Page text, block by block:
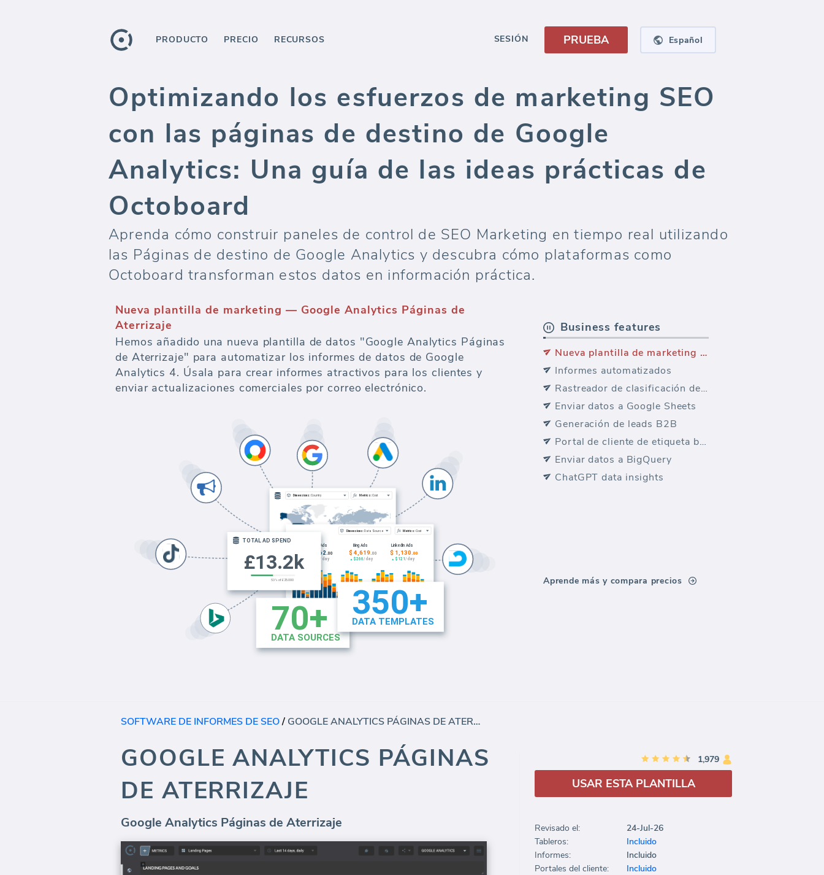
PRODUCTO PRECIO RECURSOS SESIÓN PRUEBA Español
Optimizando los esfuerzos de marketing SEO
con las páginas de destino de Google
Analytics: Una guía de las ideas prácticas de
Octoboard
Aprenda cómo construir paneles de control de SEO Marketing en tiempo real utilizando
las Páginas de destino de Google Analytics y descubra cómo plataformas como
Octoboard transforman estos datos en información práctica.
Nueva plantilla de marketing — Google Analytics Páginas de
Aterrizaje
Hemos añadido una nueva plantilla de datos "Google Analytics Páginas
de Aterrizaje" para automatizar los informes de datos de Google
Analytics 4. Úsala para crear informes atractivos para los clientes y
enviar actualizaciones comerciales por correo electrónico.
Business features
Nueva plantilla de marketing — Google Analytics Páginas de Aterrizaje
Informes automatizados
Rastreador de clasificación de palabras clave
Enviar datos a Google Sheets
Generación de leads B2B
Portal de cliente de etiqueta blanca
Enviar datos a BigQuery
ChatGPT data insights
Aprende más y compara precios
SOFTWARE DE INFORMES DE SEO/ GOOGLE ANALYTICS PÁGINAS DE ATERRIZAJE
GOOGLE ANALYTICS PÁGINAS
DE ATERRIZAJE
Google Analytics Páginas de Aterrizaje
1,979
USAR ESTA PLANTILLA
Revisado el:
24-Jul-26
Tableros:
Incluido
Informes:
Incluido
Portales del cliente:
Incluido